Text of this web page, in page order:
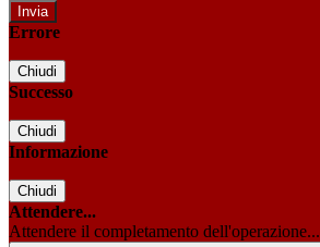
Errore
Chiudi
Successo
Chiudi
Informazione
Chiudi
Attendere...
Attendere il completamento dell'operazione...